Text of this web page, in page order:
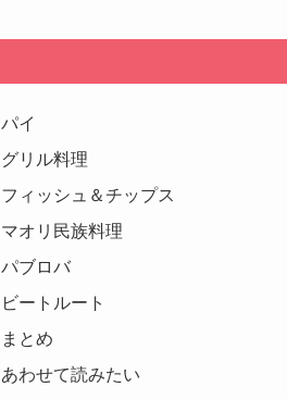
パイ
グリル料理
フィッシュ＆チップス
マオリ民族料理
パブロバ
ビートルート
まとめ
あわせて読みたい